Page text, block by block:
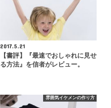
2017.5.21
【書評】『最速でおしゃれに見せ
る方法』を信者がレビュー。
雰囲気イケメンの作り方